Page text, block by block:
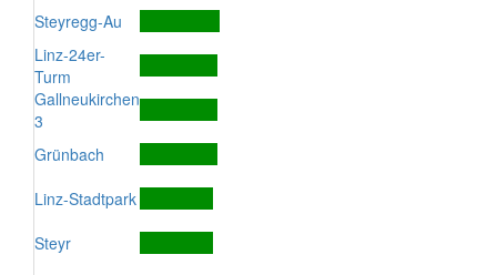
Steyregg-Au
Linz-24er-
Turm
Gallneukirchen
3
Grünbach
Linz-Stadtpark
Steyr